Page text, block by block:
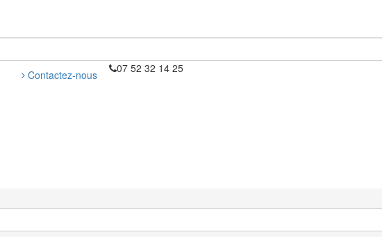
Contactez-nous 07 52 32 14 25